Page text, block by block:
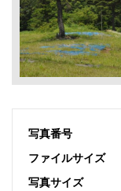
写真番号
ファイルサイズ
写真サイズ